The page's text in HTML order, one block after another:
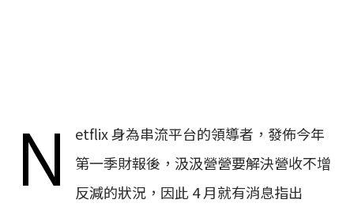
N
etflix 身為串流平台的領導者，發佈今年
第一季財報後，汲汲營營要解決營收不增
反減的狀況，因此 4 月就有消息指出